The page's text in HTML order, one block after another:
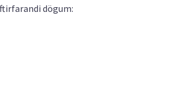
dögum: